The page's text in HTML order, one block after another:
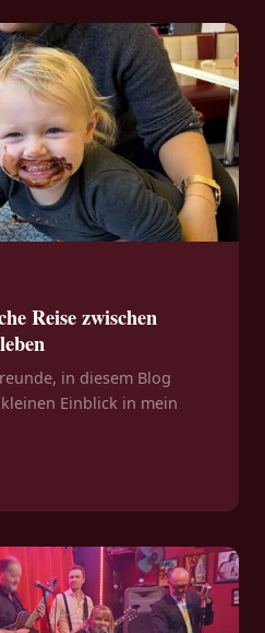
Reise zwischen
in diesem Blog
Einblick in mein